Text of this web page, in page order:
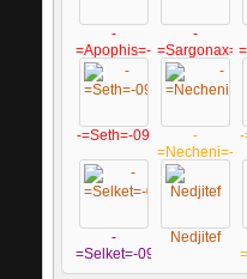
-
=Apophis=-09
-
=Sargonax=-
-=Seth=-09
-
=Necheni=-09
-
=Selket=-09
Nedjitef